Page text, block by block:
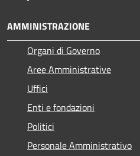
AMMINISTRAZIONE
Organi di Governo
Aree Amministrative
Uffici
Enti e fondazioni
Politici
Personale Amministrativo